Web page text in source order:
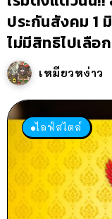
ประกันสังคม 1
ไม่มีสิทธิไปเลือ
เหมียวหง่าว
ไลฟ์สไตล์